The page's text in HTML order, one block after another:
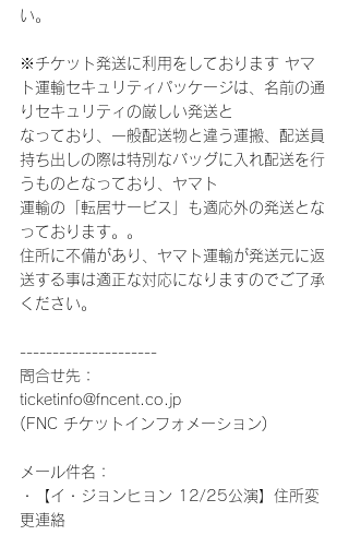
い。
※チケット発送に利用をしております ヤマ
ト運輸セキュリティパッケージは、名前の通
りセキュリティの厳しい発送と
なっており、一般配送物と違う運搬、配送員
持ち出しの際は特別なバッグに入れ配送を行
うものとなっており、ヤマト
運輸の「転居サービス」も適応外の発送とな
っております。。
住所に不備があり、ヤマト運輸が発送元に返
送する事は適正な対応になりますのでご了承
ください。
---------------------
問合せ先：
ticketinfo@fncent.co.jp
(FNC チケットインフォメーション)
メール件名：
・【イ・ジョンヒョン 12/25公演】住所変
更連絡